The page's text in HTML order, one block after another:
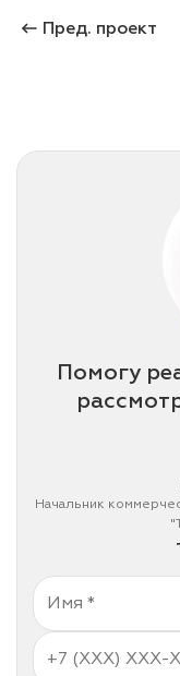
Пред. проект
Помогу
Начальник